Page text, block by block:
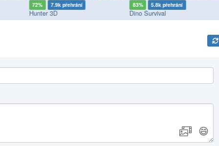
72% 7.9k přehrání
Hunter 3D
83% 5.8k přehrání
Dino Survival
😄